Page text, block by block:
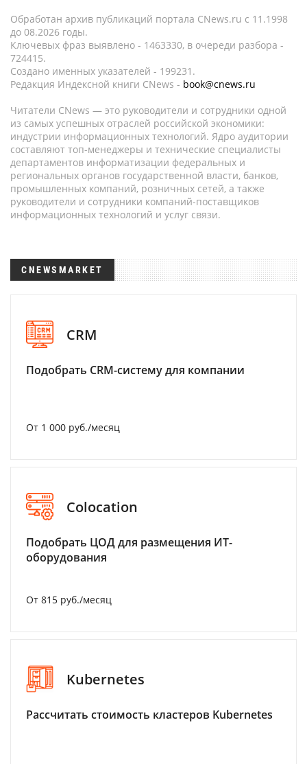
Обработан архив публикаций портала CNews.ru c 11.1998
до 08.2026 годы.
Ключевых фраз выявлено - 1463330, в очереди разбора -
724415.
Создано именных указателей - 199231.
Редакция Индексной книги CNews - book@cnews.ru
Читатели CNews — это руководители и сотрудники одной
из самых успешных отраслей российской экономики:
индустрии информационных технологий. Ядро аудитории
составляют топ-менеджеры и технические специалисты
департаментов информатизации федеральных и
региональных органов государственной власти, банков,
промышленных компаний, розничных сетей, а также
руководители и сотрудники компаний-поставщиков
информационных технологий и услуг связи.
CNEWSMARKET
CRM
Подобрать CRM-систему для компании
От 1 000 руб./месяц
Colocation
Подобрать ЦОД для размещения ИТ-
оборудования
От 815 руб./месяц
Kubernetes
Рассчитать стоимость кластеров Kubernetes